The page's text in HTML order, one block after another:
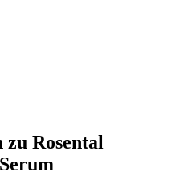
Rosental